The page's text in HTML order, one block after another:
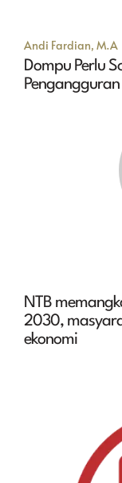
Andi Fardian, M.A
Dompu Perlu
Pengangguran
NTB
2030,
ekonomi